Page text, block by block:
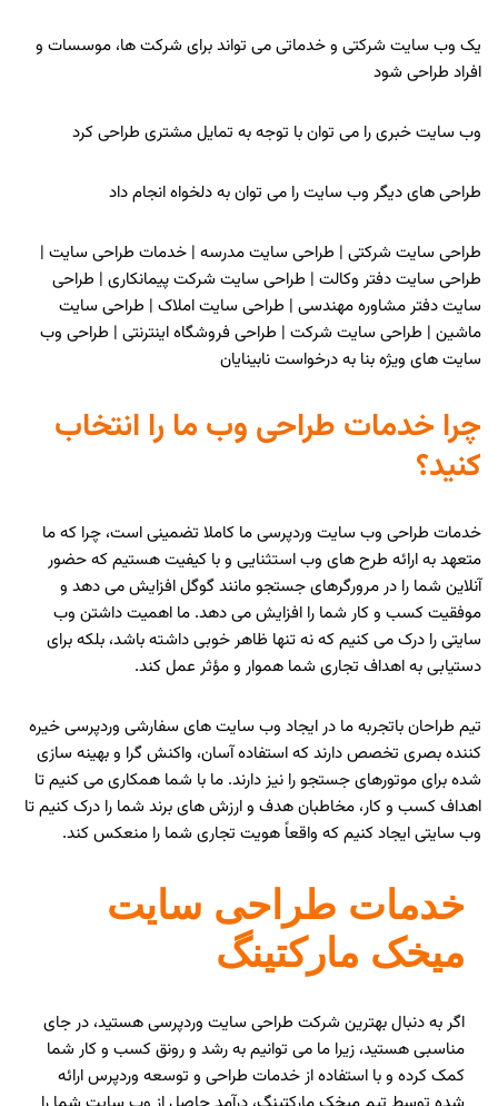
یک وب سایت شرکتی و خدماتی می تواند برای شرکت ها، موسسات و
افراد طراحی شود
وب سایت خبری را می توان با توجه به تمایل مشتری طراحی کرد
طراحی های دیگر وب سایت را می توان به دلخواه انجام داد
طراحی سایت شرکتی | طراحی سایت مدرسه | خدمات طراحی سایت |
طراحی سایت دفتر وکالت | طراحی سایت شرکت پیمانکاری | طراحی
سایت دفتر مشاوره مهندسی | طراحی سایت املاک | طراحی سایت
ماشین | طراحی سایت شرکت | طراحی فروشگاه اینترنتی | طراحی وب
سایت های ویژه بنا به درخواست نابینایان
چرا خدمات طراحی وب ما را انتخاب
کنید؟
خدمات طراحی وب سایت وردپرسی ما کاملا تضمینی است، چرا که ما
متعهد به ارائه طرح های وب استثنایی و با کیفیت هستیم که حضور
آنلاین شما را در مرورگرهای جستجو مانند گوگل افزایش می دهد و
موفقیت کسب و کار شما را افزایش می دهد. ما اهمیت داشتن وب
سایتی را درک می کنیم که نه تنها ظاهر خوبی داشته باشد، بلکه برای
دستیابی به اهداف تجاری شما هموار و مؤثر عمل کند.
تیم طراحان باتجربه ما در ایجاد وب سایت های سفارشی وردپرسی خیره
کننده بصری تخصص دارند که استفاده آسان، واکنش گرا و بهینه سازی
شده برای موتورهای جستجو را نیز دارند. ما با شما همکاری می کنیم تا
اهداف کسب و کار، مخاطبان هدف و ارزش های برند شما را درک کنیم تا
وب سایتی ایجاد کنیم که واقعاً هویت تجاری شما را منعکس کند.
خدمات طراحی سایت
میخک مارکتینگ
اگر به دنبال بهترین شرکت طراحی سایت وردپرسی هستید، در جای
مناسبی هستید، زیرا ما می توانیم به رشد و رونق کسب و کار شما
کمک کرده و با استفاده از خدمات طراحی و توسعه وردپرس ارائه